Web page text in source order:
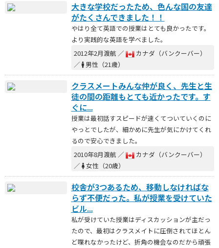
大きな学校だったため、色んな国の友達
がたくさんできました！！
やはり全て英語での授業はとても良かったです。
より実践的な英語を学べました。
2012年2月渡航 ／
カナダ（バンクーバー）
／ 男性（21歳）
クラスメートみんな仲が良く、先生と生
徒の間の距離もとても近かったです。す
ぐに...
授業は最初話すスピードが速くてついていくのに
やっとでしたが、細かめに先生が気にかけてくれ
るので安心できました。
2010年8月渡航 ／
カナダ（バンクーバー）
／ 女性（20歳）
校舎が3つあるため、移動しなければな
らず不便だった。私が授業を受けていた
ビル...
私が受けていた授業はディスカッションが主だっ
たので、最初はクラスメイトに圧倒されてほとん
ど喋れなかったけど、折角の機会なのだから頑張